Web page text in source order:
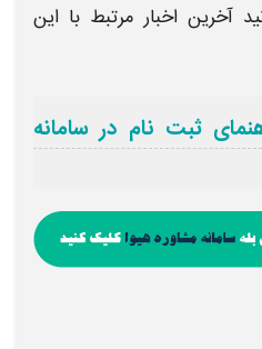
آخرین اخبار مرتبط با این
ثبت نام در سامانه